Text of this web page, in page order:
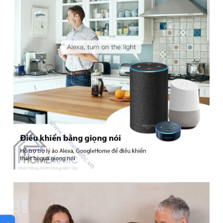
Bài viết đánh giá
2A(đèn huỳnh quang, compact, led)
Công nghệ Wifi 2.4Ghz IEEE802.11 b/g/n
Chức năng
Bật đèn từ xa qua wifi dùng app, hẹn
giờ,
Hỗ trợ IOS, Android
Chất liệu Nhựa ABS
Xuất xứ Trung Quốc
⚙️ XEM CHI TIẾT THÔNG SỐ